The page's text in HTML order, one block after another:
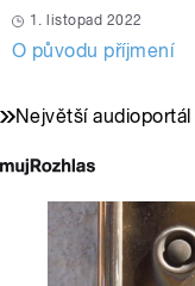
1. listopad 2022
O původu příjmení
Největší